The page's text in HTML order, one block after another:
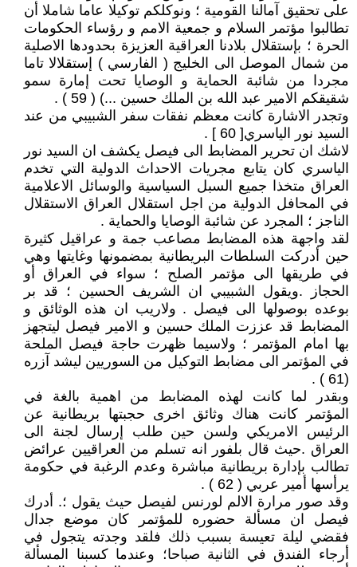
على تحقيق آمالنا القومية ؛ ونوكلكم توكيلا عاما شاملا أن
تطالبوا مؤتمر السلام و جمعية الامم و رؤساء الحكومات
الحرة ؛ بإستقلال بلادنا العراقية العزيزة بحدودها الاصلية
من شمال الموصل الى الخليج ( الفارسي ) إستقلالا تاما
مجردا من شائبة الحماية و الوصايا تحت إمارة سمو
شقيقكم الامير عبد الله بن الملك حسين ...) ( 59 ) .
وتجدر الاشارة كانت معظم نفقات سفر الشبيبي من عند
السيد نور الياسري[ 60 ] .
لاشك ان تحرير المضابط الى فيصل يكشف ان السيد نور
الياسري كان يتابع مجريات الاحداث الدولية التي تخدم
العراق متخذا جميع السبل السياسية والوسائل الاعلامية
في المحافل الدولية من اجل استقلال العراق الاستقلال
الناجز ؛ المجرد عن شائبة الوصايا والحماية .
لقد واجهة هذه المضابط مصاعب جمة و عراقيل كثيرة
حين أدركت السلطات البريطانية بمضمونها وغايتها وهي
في طريقها الى مؤتمر الصلح ؛ سواء في العراق أو
الحجاز .ويقول الشبيبي ان الشريف الحسين ؛ قد بر
بوعده بوصولها الى فيصل . ولاريب ان هذه الوثائق و
المضابط قد عززت الملك حسين و الامير فيصل ليتجهز
بها امام المؤتمر ؛ ولاسيما ظهرت حاجة فيصل الملحة
في المؤتمر الى مضابط التوكيل من السوريين ليشد آزره
(61 ) .
وبقدر لما كانت لهذه المضابط من اهمية بالغة في
المؤتمر كانت هناك وثائق اخرى حجبتها بريطانية عن
الرئيس الامريكي ولسن حين طلب إرسال لجنة الى
العراق .حيث قال بلفور انه تسلم من العراقيين عرائض
تطالب بإدارة بريطانية مباشرة وعدم الرغبة في حكومة
يرأسها أمير عربي ( 62 ) .
وقد صور مرارة الالم لورنس لفيصل حيث يقول ؛. أدرك
فيصل ان مسألة حضوره للمؤتمر كان موضع جدال
فقضي ليلة تعيسة بسبب ذلك فلقد وجدته يتجول في
أرجاء الفندق في الثانية صباحا؛ وعندما كسبنا المسألة